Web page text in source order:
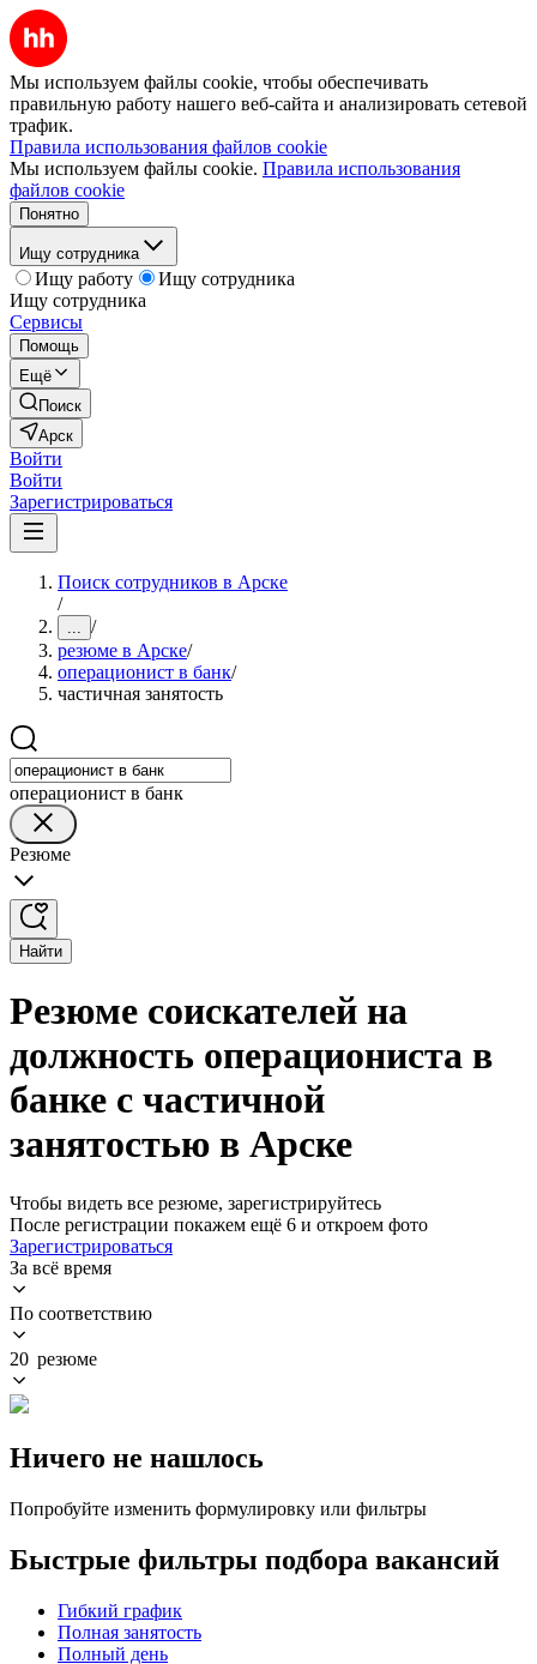
Мы используем файлы cookie, чтобы обеспечивать
правильную работу нашего веб-сайта и анализировать сетевой
трафик.
Правила использования файлов cookie
Мы используем файлы cookie. Правила использования
файлов cookie
Понятно
Ищу сотрудника
Ищу работу
Ищу сотрудника
Ищу сотрудника
Сервисы
Помощь
Ещё
Поиск
Арск
Войти
Войти
Зарегистрироваться
Поиск сотрудников в Арске
/
... /
резюме в Арске/
операционист в банк/
частичная занятость
операционист в банк
Резюме
Найти
Резюме соискателей на
должность операциониста в
банке с частичной
занятостью в Арске
Чтобы видеть все резюме, зарегистрируйтесь
После регистрации покажем ещё 6 и откроем фото
Зарегистрироваться
За всё время
По соответствию
20 резюме
Ничего не нашлось
Попробуйте изменить формулировку или фильтры
Быстрые фильтры подбора вакансий
Гибкий график
Полная занятость
Полный день